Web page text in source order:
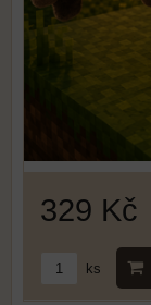
329 Kč
ks